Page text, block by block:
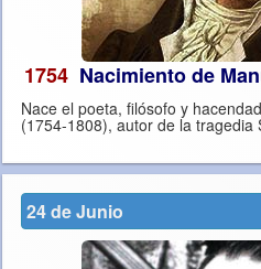
1754 Nacimiento de
Nace el poeta, filósofo y
24 de Junio